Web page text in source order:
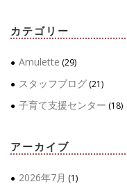
カテゴリー
Amulette (29)
スタッフブログ (21)
子育て支援センター (18)
アーカイブ
2026年7月 (1)